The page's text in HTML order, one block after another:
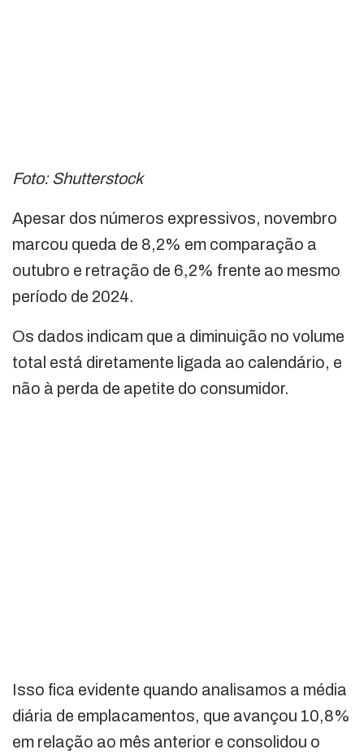
Foto: Shutterstock
Apesar dos números expressivos, novembro
marcou queda de 8,2% em comparação a
outubro e retração de 6,2% frente ao mesmo
período de 2024.
Os dados indicam que a diminuição no volume
total está diretamente ligada ao calendário, e
não à perda de apetite do consumidor.
Isso fica evidente quando analisamos a média
diária de emplacamentos, que avançou 10,8%
em relação ao mês anterior e consolidou o